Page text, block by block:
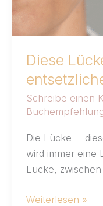
Diese
Schreibe einen
Die Lücke –
wird immer eine
Lücke,
Weiterlesen »